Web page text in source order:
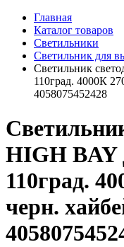
Главная
Каталог товаров
Светильники
Светильник для
Светильник
110град. 4000К
4058075452428
HIGH
110град.
черн.